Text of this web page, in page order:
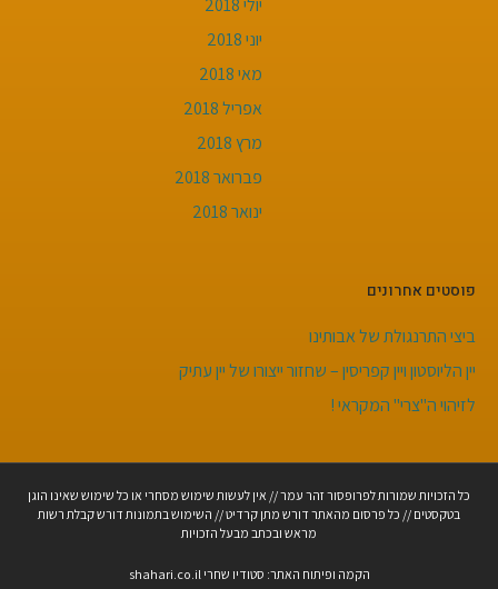
יולי 2018
יוני 2018
מאי 2018
אפריל 2018
מרץ 2018
פברואר 2018
ינואר 2018
פוסטים אחרונים
ביצי התרנגולת של אבותינו
יין הליוסטון ויין קפריסין – שחזור ייצורו של יין עתיק
לזיהוי ה"צרי" המקראי !
כל הזכויות שמורות לפרופסור זהר עמר // אין לעשות שימוש מסחרי או כל שימוש שאינו הוגן
בטקסטים // כל פרסום מהאתר דורש מתן קרדיט // השימוש בתמונות דורש קבלת רשות
מראש ובכתב מבעל הזכויות
הקמה ופיתוח האתר: סטודיו שחרי shahari.co.il